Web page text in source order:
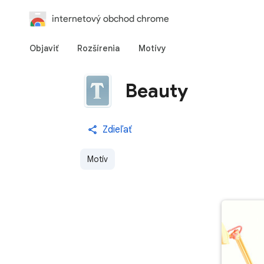
internetový obchod chrome
Objaviť Rozšírenia Motívy
Beauty
Zdieľať
Motív